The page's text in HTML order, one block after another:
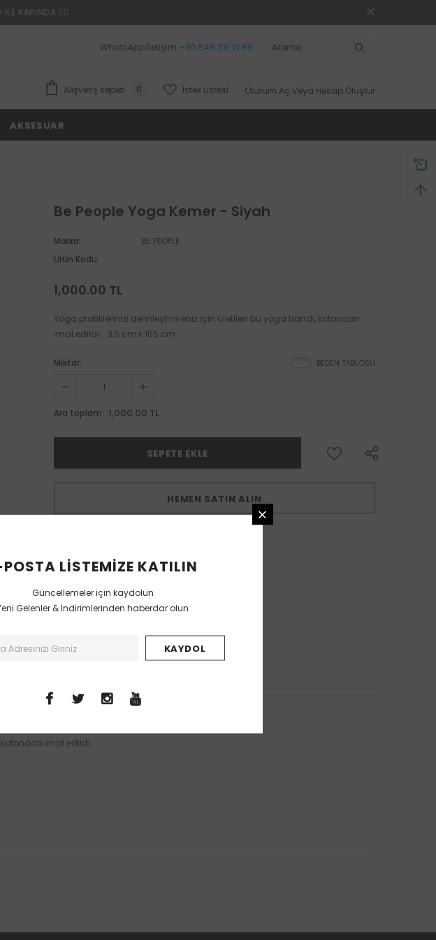
KAPINDA ❤️‍🔥
WhatsApp İletişim +90 545 231 21 89
Alışveriş sepeti 0 İstek Listesi Oturum Aç Veya Hesap Oluştur
AKSESUAR
Be People Yoga Kemer - Siyah
Marka:
BE PEOPLE
Ürün Kodu:
1,000.00 TL
Yoga pratiklerinizi derinleştirmeniz için üretilen bu yoga bandı, kotondan
imal edildi. 3,5 cm x 165 cm.
BEDEN TABLOSU
Miktar:
Ara toplam: 1,000.00 TL
HEMEN SATIN ALIN
kotondan imal edildi.
LISTEMIZE KATILIN
Güncellemeler için kaydolun
Gelenler & İndirimlerinden haberdar olun